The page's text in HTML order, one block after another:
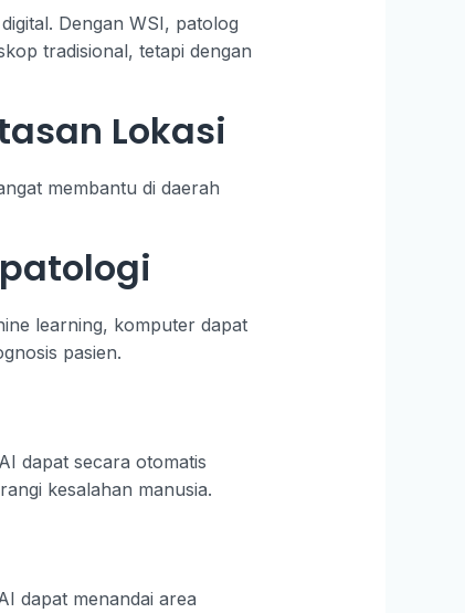
Dengan WSI, patolog
tradisional, tetapi dengan
Lokasi
membantu di daerah
learning, komputer dapat
pasien.
dapat secara otomatis
kesalahan manusia.
dapat menandai area